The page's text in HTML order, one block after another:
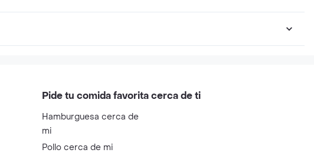
Pide tu comida favorita cerca de ti
Hamburguesa cerca de
mi
Pollo cerca de mi